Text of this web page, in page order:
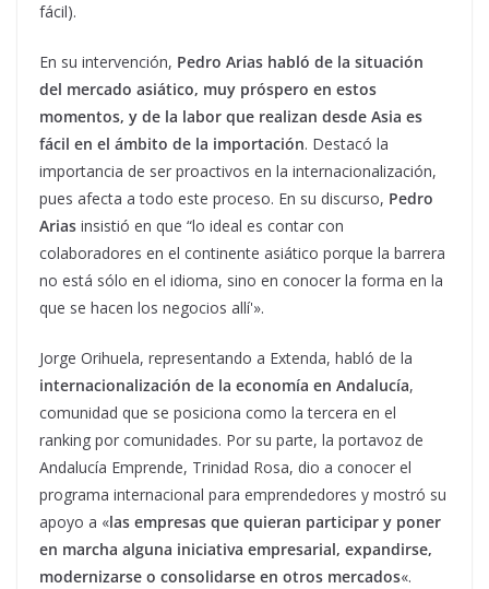
fácil).
En su intervención, Pedro Arias habló de la situación
del mercado asiático, muy próspero en estos
momentos, y de la labor que realizan desde Asia es
fácil en el ámbito de la importación. Destacó la
importancia de ser proactivos en la internacionalización,
pues afecta a todo este proceso. En su discurso, Pedro
Arias insistió en que “lo ideal es contar con
colaboradores en el continente asiático porque la barrera
no está sólo en el idioma, sino en conocer la forma en la
que se hacen los negocios allí'».
Jorge Orihuela, representando a Extenda, habló de la
internacionalización de la economía en Andalucía,
comunidad que se posiciona como la tercera en el
ranking por comunidades. Por su parte, la portavoz de
Andalucía Emprende, Trinidad Rosa, dio a conocer el
programa internacional para emprendedores y mostró su
apoyo a «las empresas que quieran participar y poner
en marcha alguna iniciativa empresarial, expandirse,
modernizarse o consolidarse en otros mercados«.